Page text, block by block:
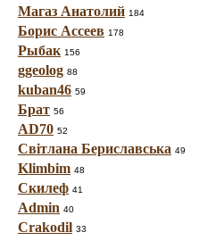
Магаз Анатолий 184
Борис Ассеев 178
Рыбак 156
ggeolog 88
kuban46 59
Брат 56
AD70 52
Світлана Бериславська 49
Klimbim 48
Скилеф 41
Admin 40
Crakodil 33